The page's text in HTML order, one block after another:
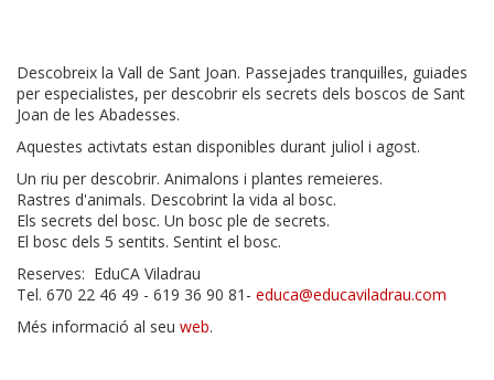
Descobreix la Vall de Sant Joan. Passejades tranquil·les, guiades
per especialistes, per descobrir els secrets dels boscos de Sant
Joan de les Abadesses.
Aquestes activtats estan disponibles durant juliol i agost.
Un riu per descobrir. Animalons i plantes remeieres.
Rastres d'animals. Descobrint la vida al bosc.
Els secrets del bosc. Un bosc ple de secrets.
El bosc dels 5 sentits. Sentint el bosc.
Reserves: EduCA Viladrau
Tel. 670 22 46 49 - 619 36 90 81- educa@educaviladrau.com
Més informació al seu web.